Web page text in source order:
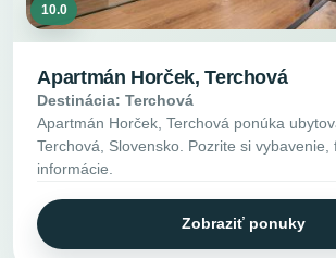
10.0
Apartmán Horček, Terchová
Destinácia: Terchová
Apartmán Horček, Terchová ponúka
Terchová, Slovensko. Pozrite si vybavenie,
informácie.
Zobraziť ponuky